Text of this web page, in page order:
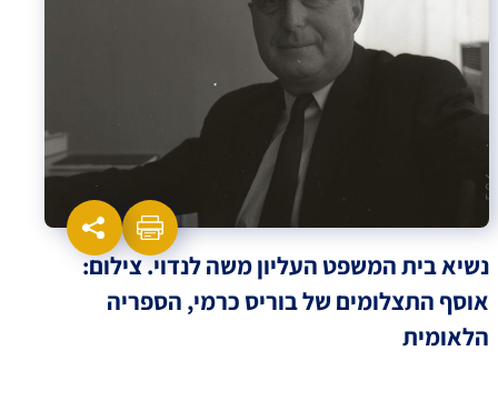
נשיא בית המשפט העליון משה לנדוי. צילום:
אוסף התצלומים של בוריס כרמי, הספריה
הלאומית